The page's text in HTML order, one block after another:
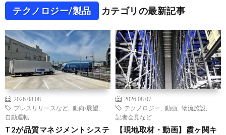
テクノロジー/製品 カテゴリの最新記事
2026.08.08
プレスリリースなど
動向/展望
自動運転
T2が品質マネジメントシステ
2026.08.07
テクノロジー
動画 物流施設
記者会見など
【現地取材・動画】霞ヶ関キ